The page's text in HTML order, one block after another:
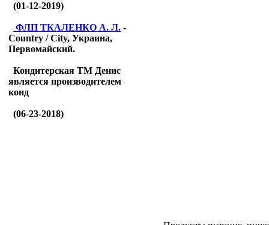
(01-12-2019)
ФЛП ТКАЛЕНКО А. Л. -
Country / City, Украина,
Первомайский.
Кондитерская ТМ Денис
является производителем
конд
(06-23-2018)